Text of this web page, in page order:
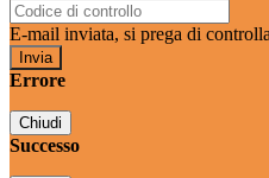
E-mail inviata, si prega di
Errore
Chiudi
Successo